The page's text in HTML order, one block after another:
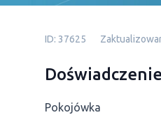
ID: 37625
Pokojówka